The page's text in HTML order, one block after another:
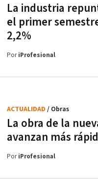
La industria
el primer
2,2%
PoriProfesional
La obra de la
avanzan más
ACTUALIDAD / Obras
PoriProfesional